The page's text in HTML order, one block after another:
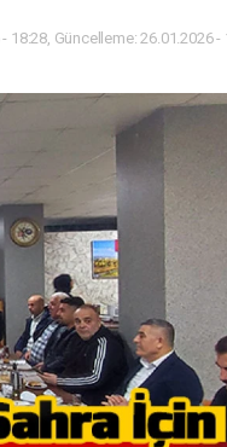
18:28, Güncelleme: 26.01.2026 -